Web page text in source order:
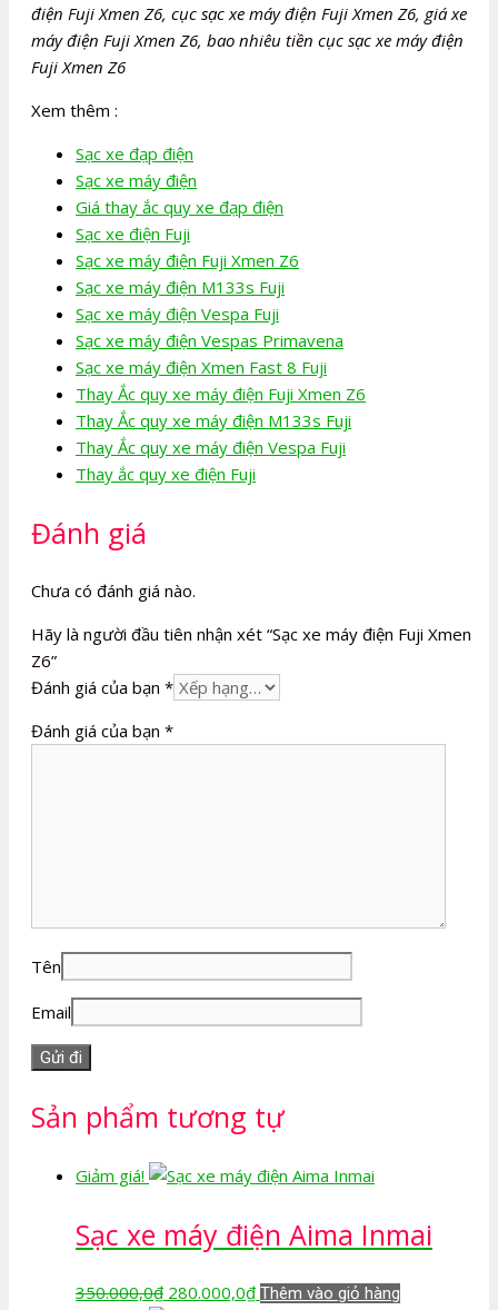
điện Fuji Xmen Z6, cục sạc xe máy điện Fuji Xmen Z6, giá xe
máy điện Fuji Xmen Z6, bao nhiêu tiền cục sạc xe máy điện
Fuji Xmen Z6
Xem thêm :
Sạc xe đạp điện
Sạc xe máy điện
Giá thay ắc quy xe đạp điện
Sạc xe điện Fuji
Sạc xe máy điện Fuji Xmen Z6
Sạc xe máy điện M133s Fuji
Sạc xe máy điện Vespa Fuji
Sạc xe máy điện Vespas Primavena
Sạc xe máy điện Xmen Fast 8 Fuji
Thay Ắc quy xe máy điện Fuji Xmen Z6
Thay Ắc quy xe máy điện M133s Fuji
Thay Ắc quy xe máy điện Vespa Fuji
Thay ắc quy xe điện Fuji
Đánh giá
Chưa có đánh giá nào.
Hãy là người đầu tiên nhận xét “Sạc xe máy điện Fuji Xmen
Z6”
Đánh giá của bạn *
Đánh giá của bạn *
Tên
Email
Sản phẩm tương tự
Giảm giá!
Sạc xe máy điện Aima Inmai
350.000,0₫ Giá
280.000,0₫Giá
Thêm vào giỏ hàng